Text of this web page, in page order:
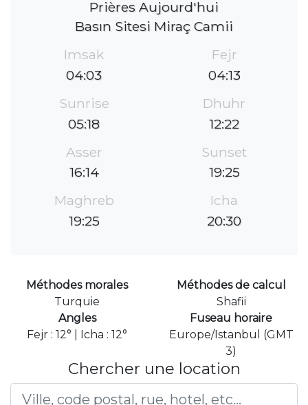
Prières Aujourd'hui
Basın Sitesi Miraç Camii
Imsak
04:03
Fejr
04:13
Sunrise
05:18
Dhuhr
12:22
Asser
16:14
Sunset
19:25
Maghreb
19:25
Icha
20:30
Méthodes morales
Turquie
Méthodes de calcul
Shafii
Angles
Fejr : 12° | Icha : 12°
Fuseau horaire
Europe/Istanbul (GMT
3)
Chercher une location